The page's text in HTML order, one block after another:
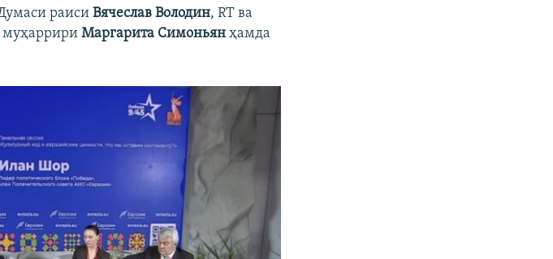
раисиВячеслав Володин, RT ва
муҳарририМаргарита Симоньян ҳамда